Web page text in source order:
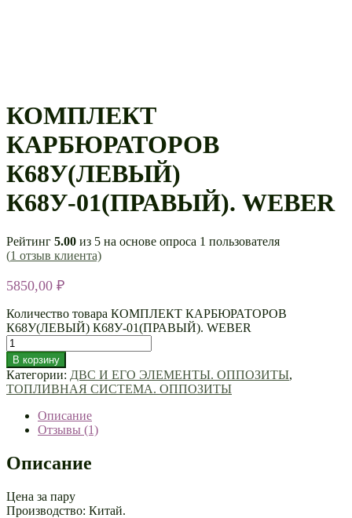
КОМПЛЕКТ
КАРБЮРАТОРОВ
К68У(ЛЕВЫЙ)
К68У-01(ПРАВЫЙ). WEBER
Рейтинг 5.00 из 5 на основе опроса 1 пользователя
(1 отзыв клиента)
5850,00 ₽
Количество товара КОМПЛЕКТ КАРБЮРАТОРОВ
К68У(ЛЕВЫЙ) К68У-01(ПРАВЫЙ). WEBER
В корзину
Категории: ДВС И ЕГО ЭЛЕМЕНТЫ. ОППОЗИТЫ,
ТОПЛИВНАЯ СИСТЕМА. ОППОЗИТЫ
Описание
Отзывы (1)
Описание
Цена за пару
Производство: Китай.